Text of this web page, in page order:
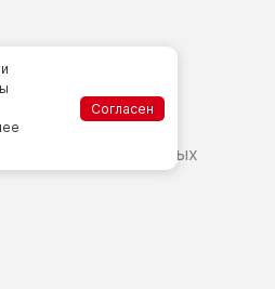
РФ
персональных
Согласен